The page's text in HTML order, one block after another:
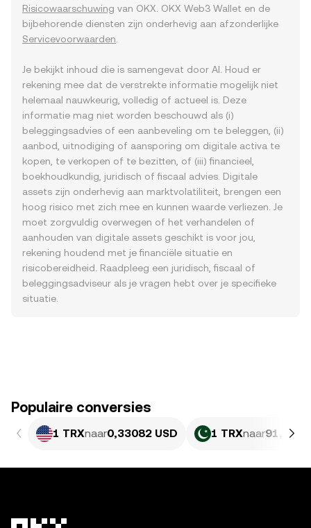
Risicowaarschuwing van OKX. OKX Web3 Wallet en de
bijbehorende diensten zijn onderhevig aan afzonderlijke
Servicevoorwaarden
Je bekijkt inhoud die is samengevat door AI. Houd er
rekening mee dat de verstrekte informatie mogelijk niet
helemaal nauwkeurig, volledig of actueel is. Deze
informatie mag niet worden beschouwd als (i)
beleggingsadvies of een aanbeveling om te beleggen, (ii)
aanbod, uitnodiging of aansporing om digitale activa te
kopen, te verkopen of te bezitten, of (iii) financieel,
boekhoudkundig, juridisch of fiscaal advies. Digitale
assets zijn onderhevig aan marktvolatiliteit, brengen een
hoog risico met zich mee en kunnen waarde verliezen. Je
moet zorgvuldig overwegen of het verhandelen of
aanhouden van digitale assets geschikt is voor jou,
rekening houdend met je financiële situatie en
risicobereidheid. Raadpleeg een juridisch, fiscaal of
beleggingsadviseur als je vragen hebt over je specifieke
situatie.
Populaire conversies
1 TRXnaar0,33082 USD 1 TRXnaar91,92